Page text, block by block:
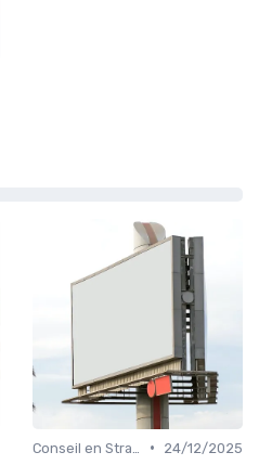
•
24/12/2025